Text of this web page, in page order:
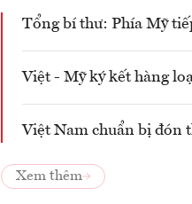
Tổng bí thư: Phía Mỹ
Việt - Mỹ ký kết hàng
Việt Nam chuẩn bị đón
Xem thêm